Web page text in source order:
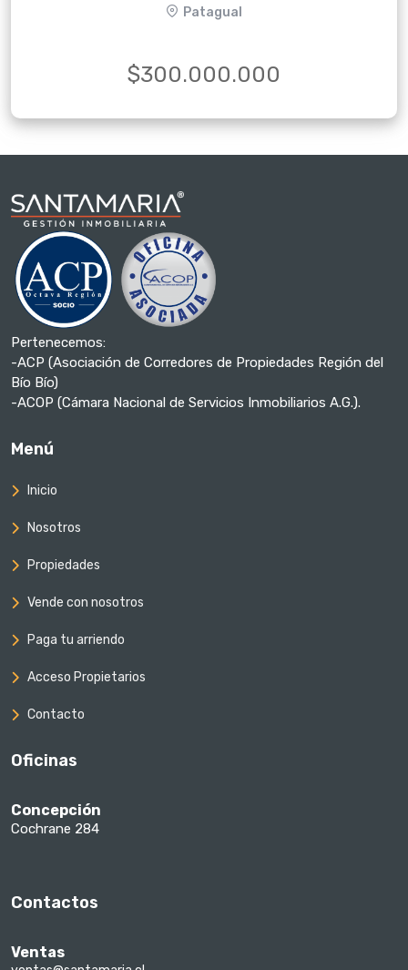
Patagual
$300.000.000
Pertenecemos:
-ACP (Asociación de Corredores de Propiedades Región del
Bío Bío)
-ACOP (Cámara Nacional de Servicios Inmobiliarios A.G.).
Menú
Inicio
Nosotros
Propiedades
Vende con nosotros
Paga tu arriendo
Acceso Propietarios
Contacto
Oficinas
Concepción
Cochrane 284
Contactos
Ventas